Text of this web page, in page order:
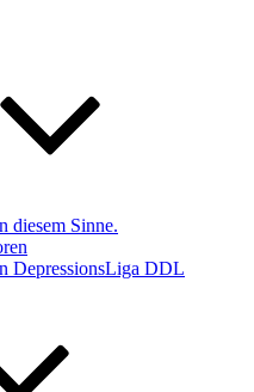
diesem Sinne.
DepressionsLiga DDL